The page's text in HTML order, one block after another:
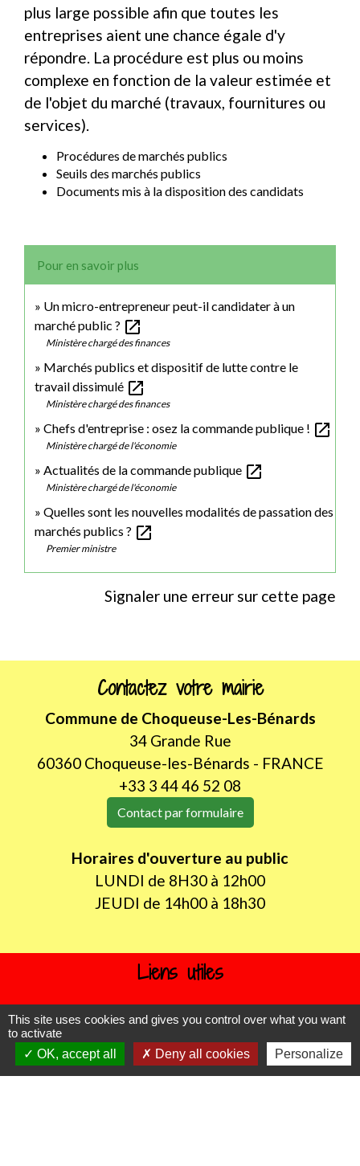
plus large possible afin que toutes les
entreprises aient une chance égale d'y
répondre. La procédure est plus ou moins
complexe en fonction de la valeur estimée et
de l'objet du marché (travaux, fournitures ou
services).
Procédures de marchés publics
Seuils des marchés publics
Documents mis à la disposition des candidats
Pour en savoir plus
Un micro-entrepreneur peut-il candidater à un
marché public ? open_in_new
Ministère chargé des finances
Marchés publics et dispositif de lutte contre le
travail dissimulé open_in_new
Ministère chargé des finances
Chefs d'entreprise : osez la commande publique ! open_in_new
Ministère chargé de l'économie
Actualités de la commande publique open_in_new
Ministère chargé de l'économie
Quelles sont les nouvelles modalités de passation des
marchés publics ? open_in_new
Premier ministre
Signaler une erreur sur cette page
Contactez votre mairie
Commune de Choqueuse-Les-Bénards
34 Grande Rue
60360 Choqueuse-les-Bénards - FRANCE
+33 3 44 46 52 08
Contact par formulaire
Horaires d'ouverture au public
LUNDI de 8H30 à 12h00
JEUDI de 14h00 à 18h30
Liens utiles
Oise mobilité
Agence nationale des titres sécurisés
Procuration de vote
Service Public
This site uses cookies and gives you control over what you want
to activate
OK, accept all
Deny all cookies Personalize